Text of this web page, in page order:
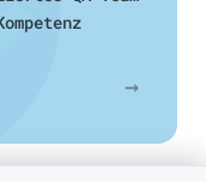
→